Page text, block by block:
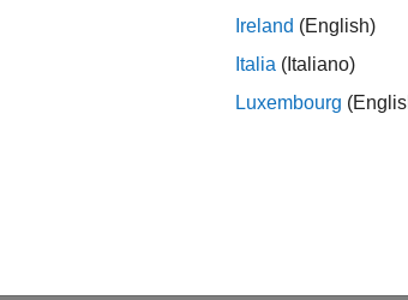
Ireland (English)
Italia (Italiano)
Luxembourg